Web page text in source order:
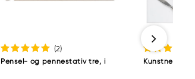
(2)
Pensel- og pennestativ tre, i Kunstnerkit –